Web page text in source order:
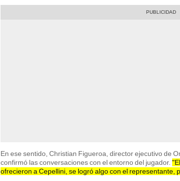
En ese sentido, Christian Figueroa, director ejecutivo de
confirmó las conversaciones con el entorno del jugador.
ofrecieron a Cepellini, se logró algo con el representante,